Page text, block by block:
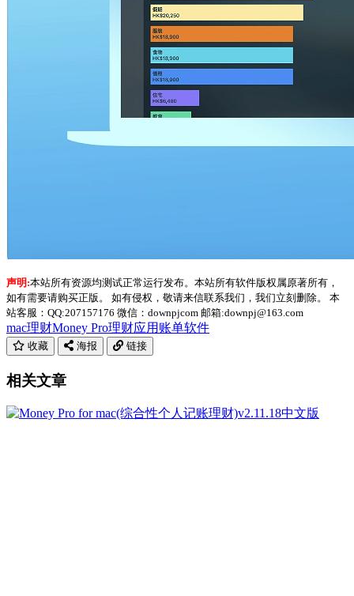
声明:本站所有资源均测试正常运行发布。本站所有软件版权属原著所有，
如有需要请购买正版。 如有侵权，敬请来信联系我们，我们立刻删除。 本
站客服：QQ:207157176 微信：downpjcom 邮箱:downpj@163.com
mac理财Money Pro理财应用 账单软件
收藏 海报 链接
相关文章